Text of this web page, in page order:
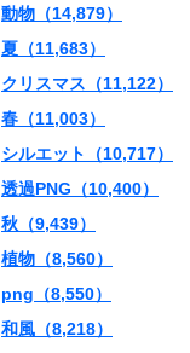
動物（14,879）
夏（11,683）
クリスマス（11,122）
春（11,003）
シルエット（10,717）
透過PNG（10,400）
秋（9,439）
植物（8,560）
png（8,550）
和風（8,218）